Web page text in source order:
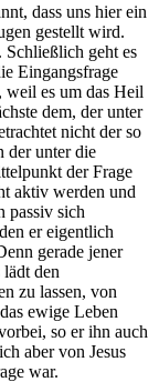
dass uns hier ein
gestellt wird.
geht es
Eingangsfrage
weil es um das Heil
dem, der unter
nicht der so
der unter die
der Frage
aktiv werden und
passiv sich
er eigentlich
gerade jener
den
zu lassen, von
ewige Leben
so er ihn auch
aber von Jesus
war.